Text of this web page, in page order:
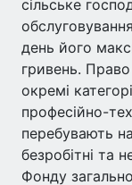
сільське
день його
гривень.
окремі
професійно-
перебувають
безробітні та
Фонду